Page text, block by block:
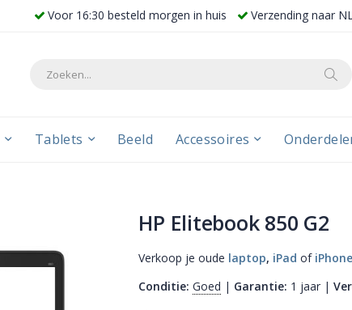
Voor 16:30 besteld morgen in huis Verzending naar
Tablets Beeld Accessoires
HP Elitebook 850 G2
Verkoop je oude laptop, iPad of iPhone
Conditie: Goed | Garantie: 1 jaar |